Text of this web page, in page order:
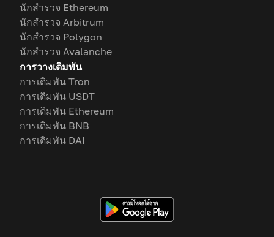
นักสำรวจ Ethereum
นักสำรวจ Arbitrum
นักสำรวจ Polygon
นักสำรวจ Avalanche
การวางเดิมพัน
การเดิมพัน Tron
การเดิมพัน USDT
การเดิมพัน Ethereum
การเดิมพัน BNB
การเดิมพัน DAI